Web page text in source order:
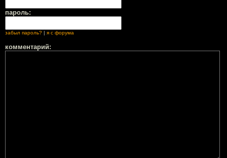
пароль:
забыл пароль? | я с форума
комментарий: